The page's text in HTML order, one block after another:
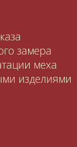
Одноклассники
нашем сайте
замера
меха
изделиями